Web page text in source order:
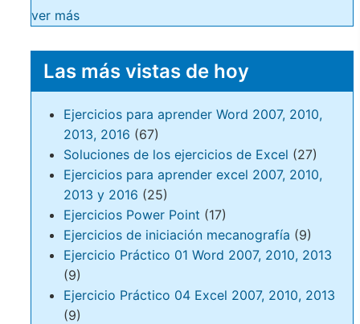
ver más
Las más vistas de hoy
Ejercicios para aprender Word 2007, 2010,
2013, 2016 (67)
Soluciones de los ejercicios de Excel (27)
Ejercicios para aprender excel 2007, 2010,
2013 y 2016 (25)
Ejercicios Power Point (17)
Ejercicios de iniciación mecanografía (9)
Ejercicio Práctico 01 Word 2007, 2010, 2013
(9)
Ejercicio Práctico 04 Excel 2007, 2010, 2013
(9)